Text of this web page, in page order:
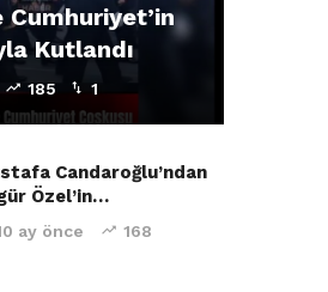
Cumhuriyet’in
Kutlandı
185 1
Candaroğlu’ndan
Özel’in…
ay önce 168